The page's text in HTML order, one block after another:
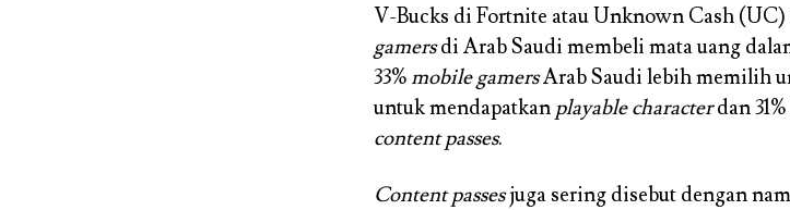
V-Bucks di Fortnite atau Unknown Cash
gamersdi Arab Saudi membeli mata uang
33% mobile gamersArab Saudi lebih memilih
untuk mendapatkan playable characterdan
content passes.
Content passesjuga sering disebut dengan